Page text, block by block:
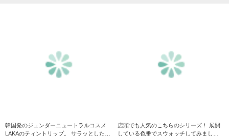
韓国発のジェンダーニュートラルコスメ
LAKAのティントリップ。 サラッとしたつ
店頭でも人気のこちらのシリーズ！ 展開
している色番でスウォッチしてみまし